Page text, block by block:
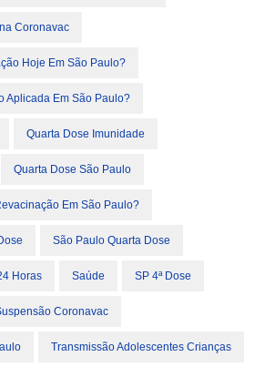
Coronavac
Hoje Em São Paulo?
Aplicada Em São Paulo?
Quarta Dose Imunidade
Quarta Dose São Paulo
Em São Paulo?
São Paulo Quarta Dose
Horas Saúde SP 4ª Dose
Coronavac
Transmissão Adolescentes Crianças